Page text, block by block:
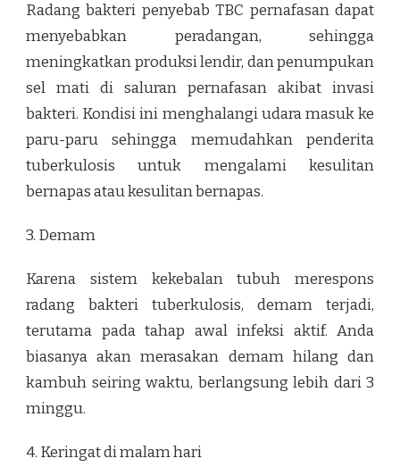
Radang bakteri penyebab TBC pernafasan dapat
menyebabkan peradangan, sehingga
meningkatkan produksi lendir, dan penumpukan
sel mati di saluran pernafasan akibat invasi
bakteri. Kondisi ini menghalangi udara masuk ke
paru-paru sehingga memudahkan penderita
tuberkulosis untuk mengalami kesulitan
bernapas atau kesulitan bernapas.
3. Demam
Karena sistem kekebalan tubuh merespons
radang bakteri tuberkulosis, demam terjadi,
terutama pada tahap awal infeksi aktif. Anda
biasanya akan merasakan demam hilang dan
kambuh seiring waktu, berlangsung lebih dari 3
minggu.
4. Keringat di malam hari